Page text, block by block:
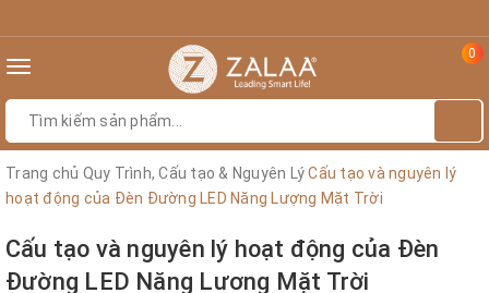
Toggle
0
Trang chủ Quy Trình, Cấu tạo & Nguyên Lý Cấu tạo và nguyên lý
hoạt động của Đèn Đường LED Năng Lượng Mặt Trời
Cấu tạo và nguyên lý hoạt động của Đèn
Đường LED Năng Lượng Mặt Trời